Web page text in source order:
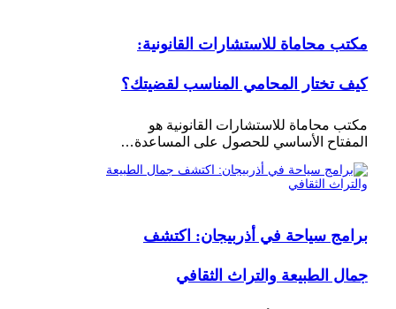
مكتب محاماة للاستشارات القانونية:
كيف تختار المحامي المناسب لقضيتك؟
مكتب محاماة للاستشارات القانونية هو
المفتاح الأساسي للحصول على المساعدة…
برامج سياحة في أذربيجان: اكتشف
جمال الطبيعة والتراث الثقافي